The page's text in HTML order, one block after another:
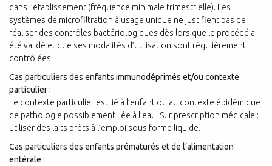
dans l’établissement (fréquence minimale trimestrielle). Les
systèmes de microfiltration à usage unique ne justifient pas de
réaliser des contrôles bactériologiques dès lors que le procédé a
été validé et que ses modalités d’utilisation sont régulièrement
contrôlées.
Cas particuliers des enfants immunodéprimés et/ou contexte
particulier :
Le contexte particulier est lié à l’enfant ou au contexte épidémique
de pathologie possiblement liée à l’eau. Sur prescription médicale :
utiliser des laits prêts à l’emploi sous forme liquide.
Cas particuliers des enfants prématurés et de l’alimentation
entérale :